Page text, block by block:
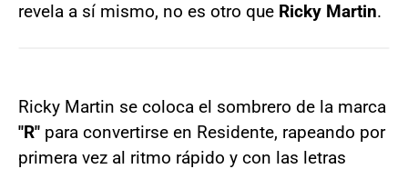
revela a sí mismo, no es otro que Ricky Martin.
Ricky Martin se coloca el sombrero de la marca
"R" para convertirse en Residente, rapeando por
primera vez al ritmo rápido y con las letras